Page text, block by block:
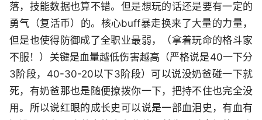
落，技能数据也算不错。但是想玩的话还是要有一定的
勇气（复活币）的。核心buff暴走换来了大量的力量，
但是也使得防御成了全职业最弱，（拿着玩命的格斗家
不服！）关键是血量越低伤害越高（严格说是40一下分
3阶段，40-30-20以下3阶段）可以说没奶爸碰一下就
死，有奶爸那也是随便撩拨你一下，把持不住也完全没
用。所以说红眼的成长史可以说是一部血泪史，有血有